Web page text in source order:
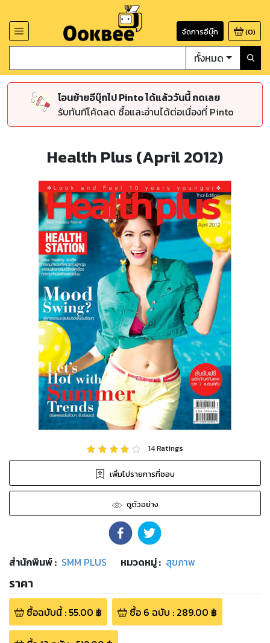
จัดการอีบุ๊ก (0)
ทั้งหมด
โอนย้ายอีบุ๊กไป Pinto ได้แล้ววันนี้ กดเลย
รับทันทีโค้ดลด ซื้อและอ่านได้ต่อเนื่องที่ Pinto
Health Plus (April 2012)
14Ratings
เพิ่มไปรายการที่ชอบ
ดูตัวอย่าง
สำนักพิมพ์: SMM PLUS หมวดหมู่: สุขภาพ
ราคา
ซื้อฉบับนี้: 55.00 ฿ ซื้อ 6 ฉบับ : 289.00 ฿